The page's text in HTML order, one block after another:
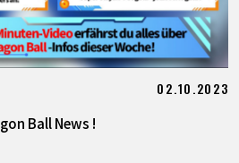
02.10.2023
Ball News !